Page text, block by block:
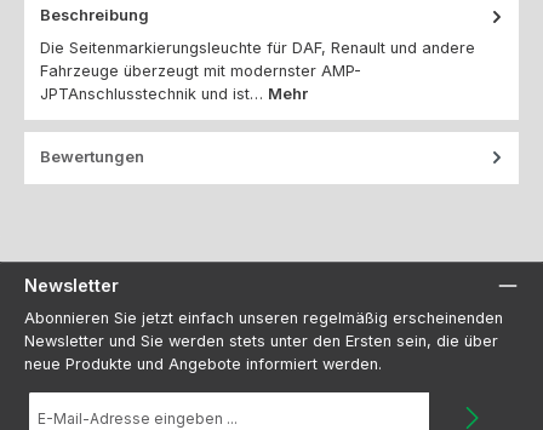
Beschreibung
Die Seitenmarkierungsleuchte für DAF, Renault und andere
Fahrzeuge überzeugt mit modernster AMP-
JPTAnschlusstechnik und ist… Mehr
Bewertungen
Newsletter
Abonnieren Sie jetzt einfach unseren regelmäßig erscheinenden
Newsletter und Sie werden stets unter den Ersten sein, die über
neue Produkte und Angebote informiert werden.
Mail-